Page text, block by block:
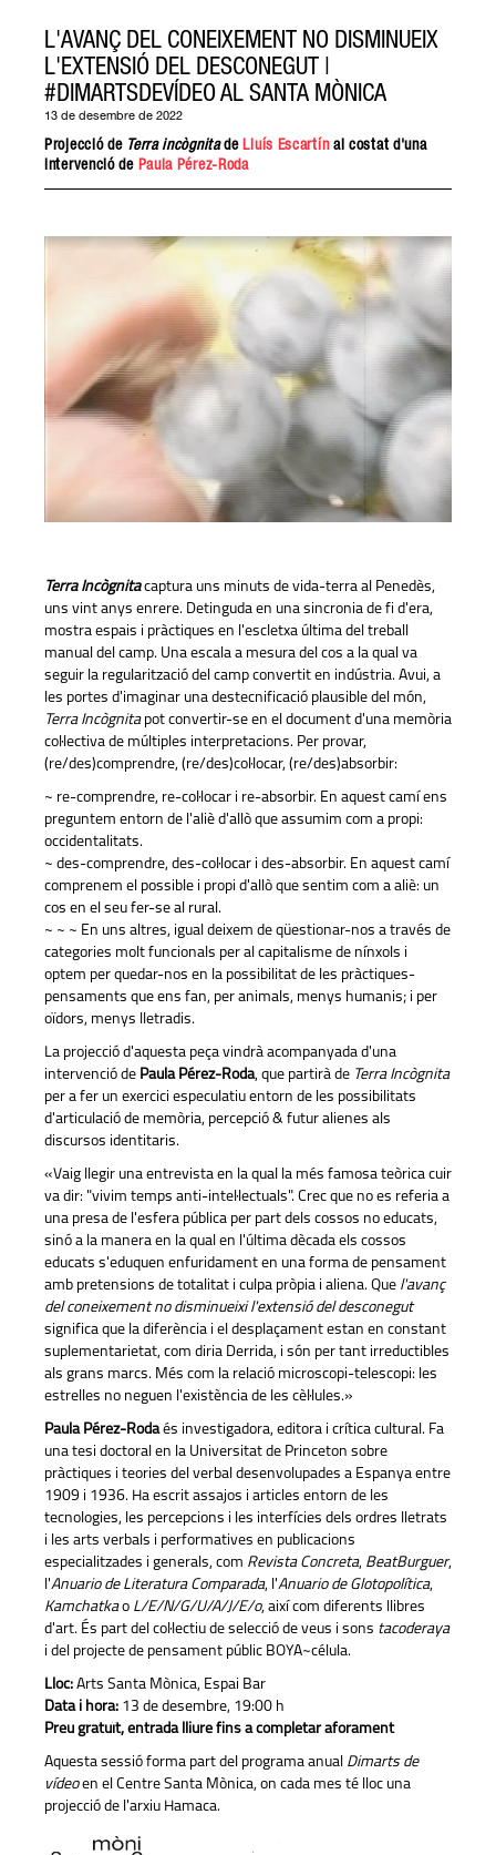
L'AVANÇ DEL CONEIXEMENT NO DISMINUEIX
L'EXTENSIÓ DEL DESCONEGUT |
#DIMARTSDEVÍDEO AL SANTA MÒNICA
13 de desembre de 2022
Projecció de Terra incògnitade Lluís Escartín al costat d'una
intervenció de Paula Pérez-Roda
Terra Incògnitacaptura uns minuts de vida-terra al Penedès,
uns vint anys enrere. Detinguda en una sincronia de fi d'era,
mostra espais i pràctiques en l'escletxa última del treball
manual del camp. Una escala a mesura del cos a la qual va
seguir la regularització del camp convertit en indústria. Avui, a
les portes d'imaginar una destecnificació plausible del món,
Terra Incògnitapot convertir-se en el document d'una memòria
col·lectiva de múltiples interpretacions. Per provar,
(re/des)comprendre, (re/des)col·locar, (re/des)absorbir:
~ re-comprendre, re-col·locar i re-absorbir. En aquest camí ens
preguntem entorn de l'aliè d'allò que assumim com a propi:
occidentalitats.
~ des-comprendre, des-col·locar i des-absorbir. En aquest camí
comprenem el possible i propi d'allò que sentim com a aliè: un
cos en el seu fer-se al rural.
~ ~ ~ En uns altres, igual deixem de qüestionar-nos a través de
categories molt funcionals per al capitalisme de nínxols i
optem per quedar-nos en la possibilitat de les pràctiques-
pensaments que ens fan, per animals, menys humanis; i per
oïdors, menys lletradis.
La projecció d'aquesta peça vindrà acompanyada d'una
intervenció de Paula Pérez-Roda, que partirà de Terra Incògnita
per a fer un exercici especulatiu entorn de les possibilitats
d'articulació de memòria, percepció & futur alienes als
discursos identitaris.
«Vaig llegir una entrevista en la qual la més famosa teòrica cuir
va dir: "vivim temps anti-intel·lectuals". Crec que no es referia a
una presa de l'esfera pública per part dels cossos no educats,
sinó a la manera en la qual en l'última dècada els cossos
educats s'eduquen enfuridament en una forma de pensament
amb pretensions de totalitat i culpa pròpia i aliena. Que l'avanç
del coneixement no disminueixi l'extensió del desconegut
significa que la diferència i el desplaçament estan en constant
suplementarietat, com diria Derrida, i són per tant irreductibles
als grans marcs. Més com la relació microscopi-telescopi: les
estrelles no neguen l'existència de les cèl·lules.»
Paula Pérez-Rodaés investigadora, editora i crítica cultural. Fa
una tesi doctoral en la Universitat de Princeton sobre
pràctiques i teories del verbal desenvolupades a Espanya entre
1909 i 1936. Ha escrit assajos i articles entorn de les
tecnologies, les percepcions i les interfícies dels ordres lletrats
i les arts verbals i performatives en publicacions
especialitzades i generals, com Revista Concreta, BeatBurguer,
l'Anuario de Literatura Comparada, l'Anuario de Glotopolítica,
Kamchatkao L/E/N/G/U/A/J/E/o, així com diferents llibres
d'art. És part del col·lectiu de selecció de veus i sons tacoderaya
i del projecte de pensament públic BOYA~célula.
Lloc: Arts Santa Mònica, Espai Bar
Data i hora: 13 de desembre, 19:00 h
Preu gratuït, entrada lliure fins a completar aforament
Aquesta sessió forma part del programa anual Dimarts de
vídeoen el Centre Santa Mònica, on cada mes té lloc una
projecció de l'arxiu Hamaca.